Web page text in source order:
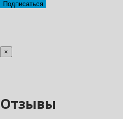
Подписаться
×
Отзывы